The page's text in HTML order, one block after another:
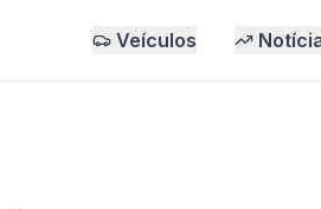
Veículos